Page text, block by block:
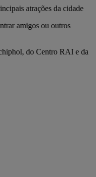
atrações da cidade
amigos ou outros
do Centro RAI e da